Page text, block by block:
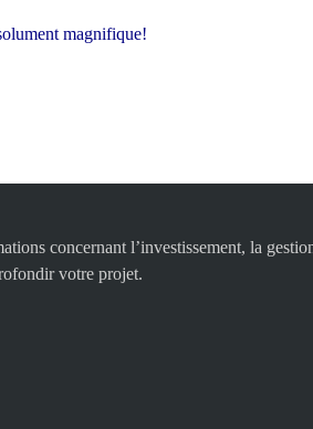
magnifique!
concernant l’investissement, la
votre projet.